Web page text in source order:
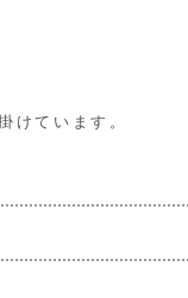
けています。